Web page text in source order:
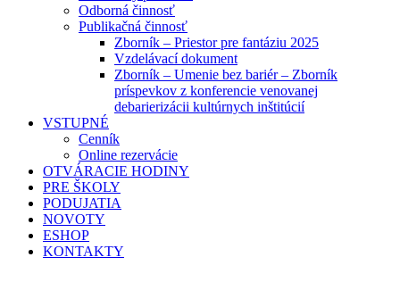
Odborná činnosť
Publikačná činnosť
Zborník – Priestor pre fantáziu 2025
Vzdelávací dokument
Zborník – Umenie bez bariér – Zborník
príspevkov z konferencie venovanej
debarierizácii kultúrnych inštitúcií
VSTUPNÉ
Cenník
Online rezervácie
OTVÁRACIE HODINY
PRE ŠKOLY
PODUJATIA
NOVOTY
ESHOP
KONTAKTY